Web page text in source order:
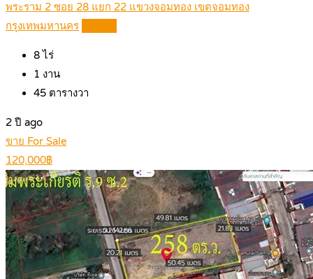
พระราม 2 ซอย 28 แยก 22 แขวงจอมทอง เขตจอมทอง
กรุงเทพมหานคร
8ไร่
1 งาน
45 ตารางวา
2 ปี ago
ขาย For Sale
120,000฿